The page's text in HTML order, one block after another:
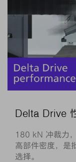
Delta Drive
180 kN 冲裁力
高部件密度，是
选择。